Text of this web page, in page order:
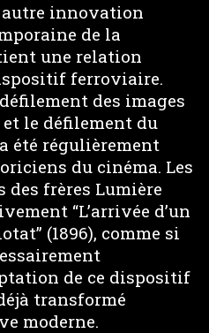
autre innovation
de la
une relation
ferroviaire.
des images
le défilement du
été régulièrement
du cinéma. Les
des frères Lumière
“L’arrivée d’un
(1896), comme si
de ce dispositif
transformé
moderne.